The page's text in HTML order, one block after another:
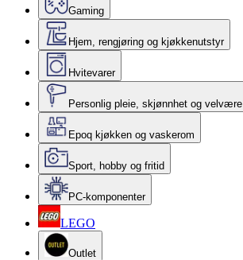
Gaming
Hjem, rengjøring og kjøkkenutstyr
Hvitevarer
Personlig pleie, skjønnhet og velvære
Epoq kjøkken og vaskerom
Sport, hobby og fritid
PC-komponenter
LEGO
Outlet